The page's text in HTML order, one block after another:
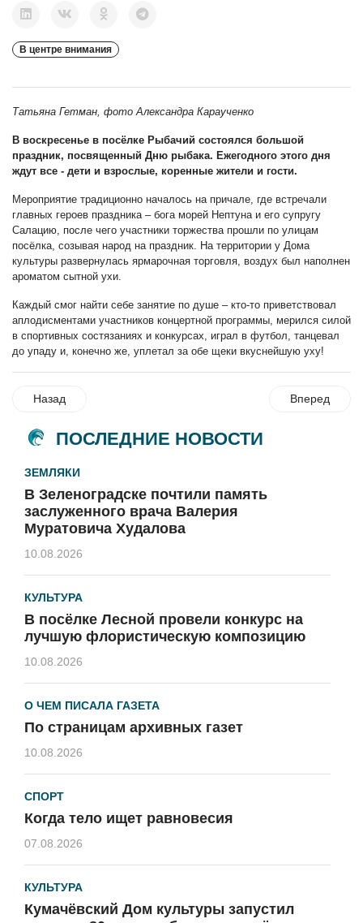
В центре внимания
Татьяна Гетман, фото Александра Караученко
В воскресенье в посёлке Рыбачий состоялся большой
праздник, посвященный Дню рыбака. Ежегодного этого дня
ждут все - дети и взрослые, коренные жители и гости.
Мероприятие традиционно началось на причале, где встречали
главных героев праздника – бога морей Нептуна и его супругу
Салацию, после чего участники торжества прошли по улицам
посёлка, созывая народ на праздник. На территории у Дома
культуры развернулась ярмарочная торговля, воздух был наполнен
ароматом сытной ухи.
Каждый смог найти себе занятие по душе – кто-то приветствовал
аплодисментами участников концертной программы, мерился силой
в спортивных состязаниях и конкурсах, играл в футбол, танцевал
до упаду и, конечно же, уплетал за обе щеки вкуснейшую уху!
Назад Вперед
ПОСЛЕДНИЕ НОВОСТИ
ЗЕМЛЯКИ
В Зеленоградске почтили память
заслуженного врача Валерия
Муратовича Худалова
10.08.2026
КУЛЬТУРА
В посёлке Лесной провели конкурс на
лучшую флористическую композицию
10.08.2026
О ЧЕМ ПИСАЛА ГАЗЕТА
По страницам архивных газет
10.08.2026
СПОРТ
Когда тело ищет равновесия
07.08.2026
КУЛЬТУРА
Кумачёвский Дом культуры запустил